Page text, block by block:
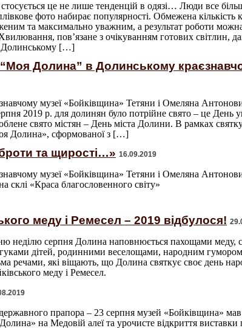
це не лише тенденцій в одязі… Люди все
фото набирає популярності. Обмежена кількість
та максимально уважним, а результат роботи
пов’язане з очікуванням готових світлин,
Долинському […]
Долина” в Долинському
музеї «Бойківщина» Тетяни і Омеляна
2019 р. для долинян було потрійне свято – це День
свято містян – День міста Долини. В рамках
Долина», сформованої з […]
та щирості…» 16.09.2019
музеї «Бойківщина» Тетяни і Омеляна
склі «Краса благословенного світу»
меду і Ремесел – 2019 відбулося!
неділю серпня Долина наповнюється пахощами меду,
дітей, родинними веселощами, народним
речами, які віщають, що Долина святкує своє день
меду і Ремесел.
прапора – 23 серпня музей «Бойківщина» мав
на Медовій алеї та урочисте відкриття